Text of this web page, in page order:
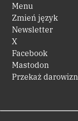
Menu
Zmień język
Newsletter
X
Facebook
Mastodon
Przekaż